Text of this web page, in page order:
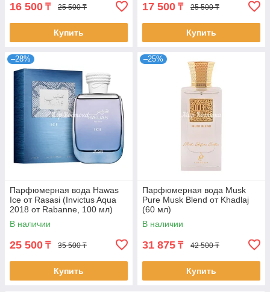
16 500 ₸ 25 500 ₸
Купить
17 500 ₸ 25 500 ₸
Купить
–28%
Парфюмерная вода Hawas
Ice от Rasasi (Invictus Aqua
2018 от Rabanne, 100 мл)
В наличии
25 500 ₸ 35 500 ₸
Купить
–25%
Парфюмерная вода Musk
Pure Musk Blend от Khadlaj
(60 мл)
В наличии
31 875 ₸ 42 500 ₸
Купить